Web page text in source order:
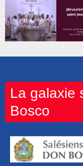
La galaxie
Bosco